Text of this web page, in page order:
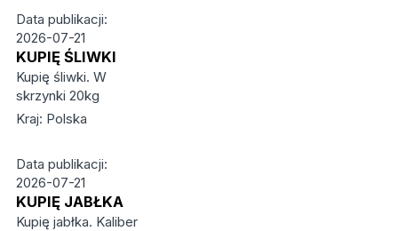
Data publikacji:
2026-07-21
KUPIĘ ŚLIWKI
Kupię śliwki. W
skrzynki 20kg
Kraj: Polska
Data publikacji:
2026-07-21
KUPIĘ JABŁKA
Kupię jabłka. Kaliber